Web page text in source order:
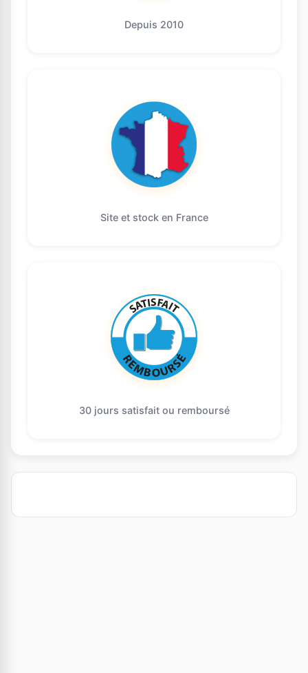
Depuis 2010
Site et stock en France
30 jours satisfait ou remboursé